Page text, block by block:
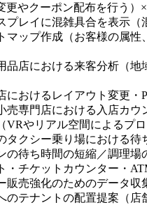
やクーポン配布を行う）
レイに混雑具合を表示
ップ作成（お客様の属
店における来客分析（
おけるレイアウト変更・
専門店における入店カ
やリアル空間によるプ
クシー乗り場における待
待ち時間の短縮／調理場
チケットカウンター・
売強化のためのデータ
テナントの配置提案（